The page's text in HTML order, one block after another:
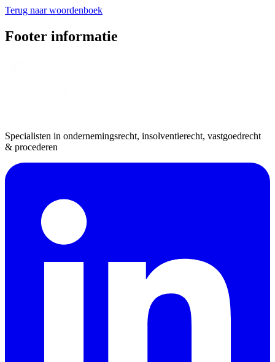
Terug naar woordenboek
Footer informatie
Specialisten in ondernemingsrecht, insolventierecht, vastgoedrecht
& procederen